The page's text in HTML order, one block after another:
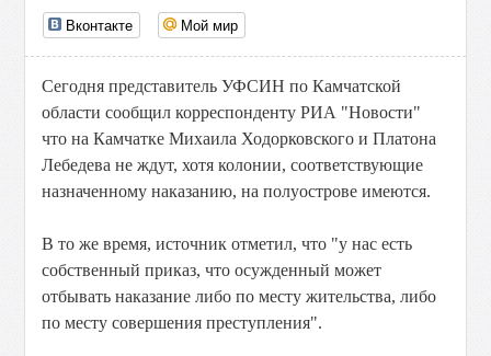
Вконтакте Мой мир
Сегодня представитель УФСИН по Камчатской
области сообщил корреспонденту РИА "Новости"
что на Камчатке Михаила Ходорковского и Платона
Лебедева не ждут, хотя колонии, соответствующие
назначенному наказанию, на полуострове имеются.
В то же время, источник отметил, что "у нас есть
собственный приказ, что осужденный может
отбывать наказание либо по месту жительства, либо
по месту совершения преступления".